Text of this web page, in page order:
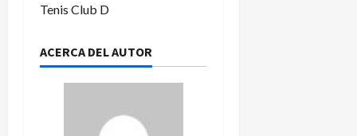
Tenis Club D
ACERCA DEL AUTOR